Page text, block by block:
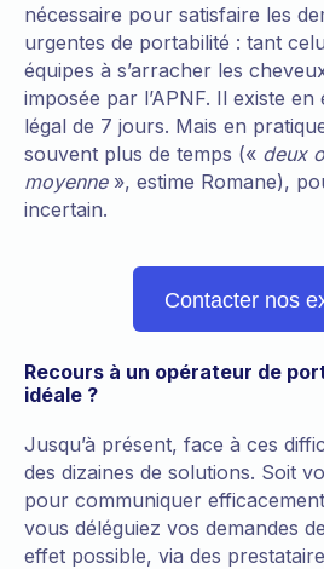
nécessaire pour satisfaire les
urgentes de portabilité : tant
équipes à s’arracher les
imposée par l’APNF. Il existe
légal de 7 jours. Mais en
souvent plus de temps (« deux
moyenne», estime Romane),
incertain.
Contacter nos
Recours à un opérateur de
idéale ?
Jusqu’à présent, face à ces
des dizaines de solutions. Soit
pour communiquer
vous déléguiez vos demandes
effet possible, via des